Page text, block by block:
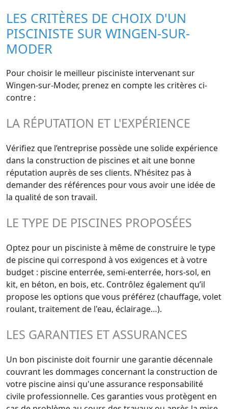
LES CRITÈRES DE CHOIX D'UN
PISCINISTE SUR WINGEN-SUR-
MODER
Pour choisir le meilleur pisciniste intervenant sur
Wingen-sur-Moder, prenez en compte les critères ci-
contre :
LA RÉPUTATION ET L'EXPÉRIENCE
Vérifiez que l’entreprise possède une solide expérience
dans la construction de piscines et ait une bonne
réputation auprès de ses clients. N’hésitez pas à
demander des références pour vous avoir une idée de
la qualité de son travail.
LE TYPE DE PISCINES PROPOSÉES
Optez pour un pisciniste à même de construire le type
de piscine qui correspond à vos exigences et à votre
budget : piscine enterrée, semi-enterrée, hors-sol, en
kit, en béton, en bois, etc. Contrôlez également qu’il
propose les options que vous préférez (chauffage, volet
roulant, traitement de l'eau, éclairage…).
LES GARANTIES ET ASSURANCES
Un bon pisciniste doit fournir une garantie décennale
couvrant les dommages concernant la construction de
votre piscine ainsi qu'une assurance responsabilité
civile professionnelle. Ces garanties vous protègent en